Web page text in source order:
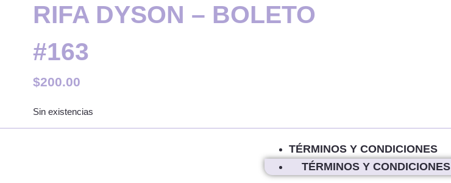
RIFA DYSON – BOLETO
#163
$200.00
Sin existencias
TÉRMINOS Y CONDICIONES
TÉRMINOS Y CONDICIONES